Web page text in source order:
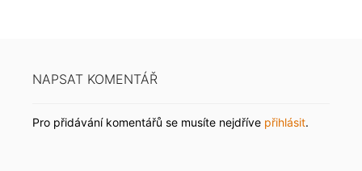
NAPSAT KOMENTÁŘ
Pro přidávání komentářů se musíte nejdříve přihlásit.